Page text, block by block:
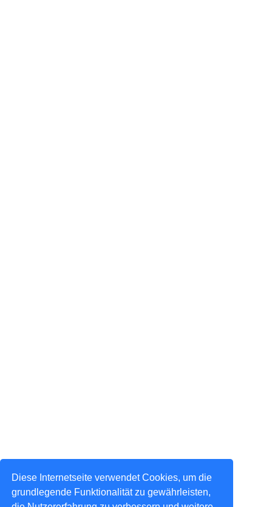
Diese Internetseite verwendet Cookies, um die
grundlegende Funktionalität zu gewährleisten,